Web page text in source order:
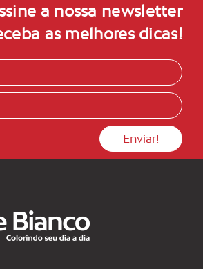
a nossa newsletter
as melhores dicas!